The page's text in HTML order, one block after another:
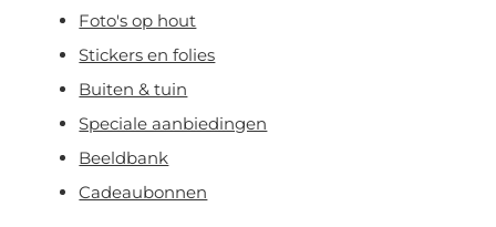
Foto's op hout
Stickers en folies
Buiten & tuin
Speciale aanbiedingen
Beeldbank
Cadeaubonnen